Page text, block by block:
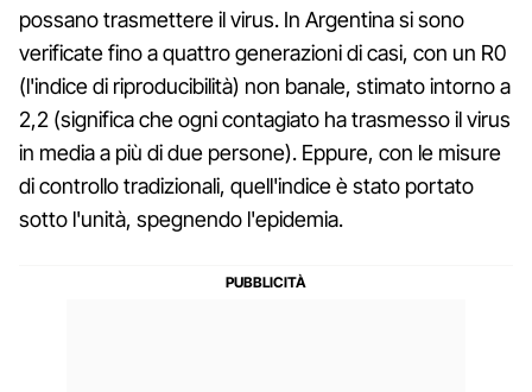
possano trasmettere il virus. In Argentina si sono
verificate fino a quattro generazioni di casi, con un R0
(l'indice di riproducibilità) non banale, stimato intorno a
2,2 (significa che ogni contagiato ha trasmesso il virus
in media a più di due persone). Eppure, con le misure
di controllo tradizionali, quell'indice è stato portato
sotto l'unità, spegnendo l'epidemia.